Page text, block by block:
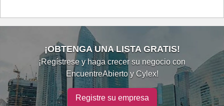
¡OBTENGA UNA LISTA GRATIS!
¡Regístrese y haga crecer su negocio con
EncuentreAbierto y Cylex!
Registre su empresa